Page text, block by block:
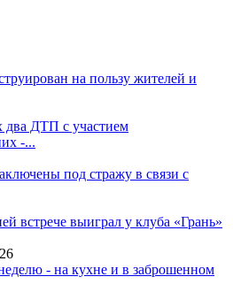
на пользу жителей и
два ДТП с участием
-...
под стражу в связи с
встрече выиграл у клуба «Грань»
- на кухне и в заброшенном